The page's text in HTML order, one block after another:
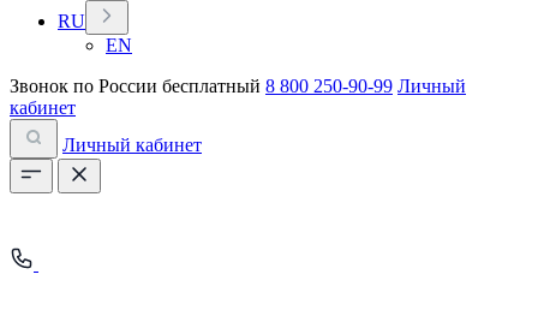
RU
EN
Звонок по России бесплатный 8 800 250-90-99 Личный
кабинет
Личный кабинет